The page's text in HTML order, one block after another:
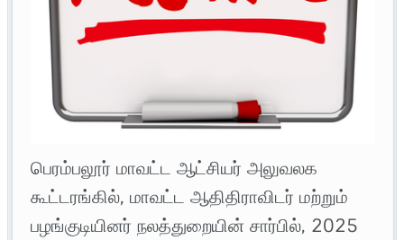
பெரம்பலூர் மாவட்ட ஆட்சியர் அலுவலக
கூட்டரங்கில், மாவட்ட ஆதிதிராவிடர் மற்றும்
பழங்குடியினர் நலத்துறையின் சார்பில், 2025